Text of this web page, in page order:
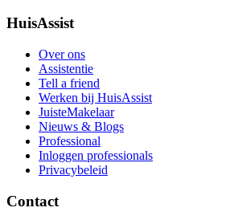
HuisAssist
Over ons
Assistentie
Tell a friend
Werken bij HuisAssist
JuisteMakelaar
Nieuws & Blogs
Professional
Inloggen professionals
Privacybeleid
Contact